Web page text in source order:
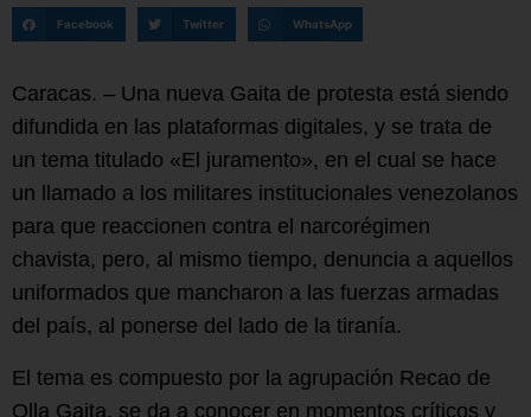
Facebook Twitter WhatsApp
Caracas. – Una nueva Gaita de protesta está siendo
difundida en las plataformas digitales, y se trata de
un tema titulado «El juramento», en el cual se hace
un llamado a los militares institucionales venezolanos
para que reaccionen contra el narcorégimen
chavista, pero, al mismo tiempo, denuncia a aquellos
uniformados que mancharon a las fuerzas armadas
del país, al ponerse del lado de la tiranía.
El tema es compuesto por la agrupación Recao de
Olla Gaita, se da a conocer en momentos críticos y